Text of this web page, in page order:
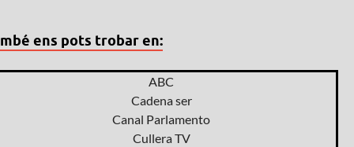
ens pots trobar en:
ABC
Cadena ser
Canal Parlamento
Cullera TV